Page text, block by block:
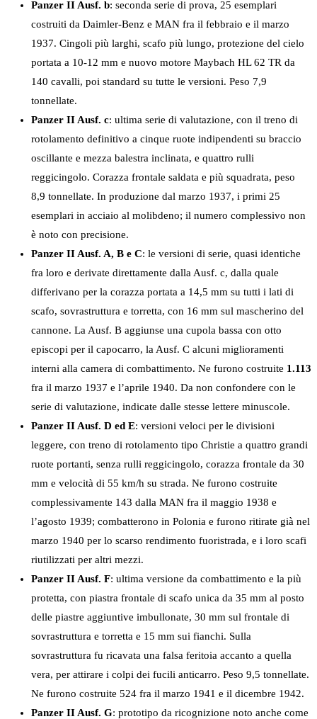
Panzer II Ausf. b: seconda serie di prova, 25 esemplari
costruiti da Daimler-Benz e MAN fra il febbraio e il marzo
1937. Cingoli più larghi, scafo più lungo, protezione del cielo
portata a 10-12 mm e nuovo motore Maybach HL 62 TR da
140 cavalli, poi standard su tutte le versioni. Peso 7,9
tonnellate.
Panzer II Ausf. c: ultima serie di valutazione, con il treno di
rotolamento definitivo a cinque ruote indipendenti su braccio
oscillante e mezza balestra inclinata, e quattro rulli
reggicingolo. Corazza frontale saldata e più squadrata, peso
8,9 tonnellate. In produzione dal marzo 1937, i primi 25
esemplari in acciaio al molibdeno; il numero complessivo non
è noto con precisione.
Panzer II Ausf. A, B e C: le versioni di serie, quasi identiche
fra loro e derivate direttamente dalla Ausf. c, dalla quale
differivano per la corazza portata a 14,5 mm su tutti i lati di
scafo, sovrastruttura e torretta, con 16 mm sul mascherino del
cannone. La Ausf. B aggiunse una cupola bassa con otto
episcopi per il capocarro, la Ausf. C alcuni miglioramenti
interni alla camera di combattimento. Ne furono costruite 1.113
fra il marzo 1937 e l’aprile 1940. Da non confondere con le
serie di valutazione, indicate dalle stesse lettere minuscole.
Panzer II Ausf. D ed E: versioni veloci per le divisioni
leggere, con treno di rotolamento tipo Christie a quattro grandi
ruote portanti, senza rulli reggicingolo, corazza frontale da 30
mm e velocità di 55 km/h su strada. Ne furono costruite
complessivamente 143 dalla MAN fra il maggio 1938 e
l’agosto 1939; combatterono in Polonia e furono ritirate già nel
marzo 1940 per lo scarso rendimento fuoristrada, e i loro scafi
riutilizzati per altri mezzi.
Panzer II Ausf. F: ultima versione da combattimento e la più
protetta, con piastra frontale di scafo unica da 35 mm al posto
delle piastre aggiuntive imbullonate, 30 mm sul frontale di
sovrastruttura e torretta e 15 mm sui fianchi. Sulla
sovrastruttura fu ricavata una falsa feritoia accanto a quella
vera, per attirare i colpi dei fucili anticarro. Peso 9,5 tonnellate.
Ne furono costruite 524 fra il marzo 1941 e il dicembre 1942.
Panzer II Ausf. G: prototipo da ricognizione noto anche come